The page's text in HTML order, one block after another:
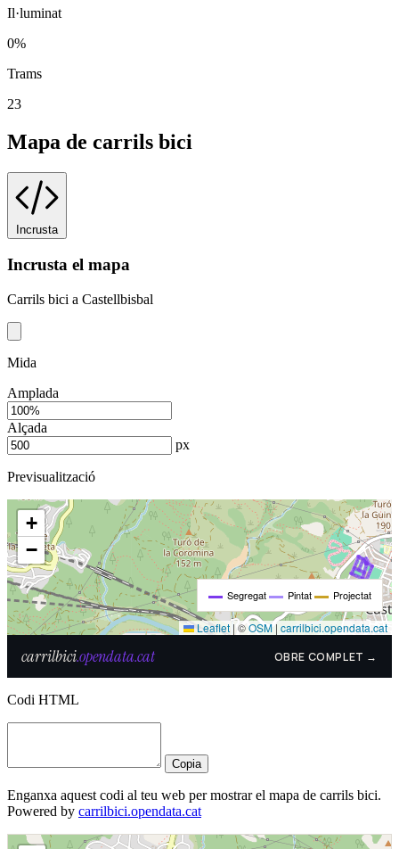
Il·luminat
0%
Trams
23
Mapa de carrils bici
Incrusta
Incrusta el mapa
Carrils bici a Castellbisbal
Mida
Amplada
Alçada
px
Previsualització
Codi HTML
Copia
Enganxa aquest codi al teu web per mostrar el mapa de carrils bici.
Powered by carrilbici.opendata.cat